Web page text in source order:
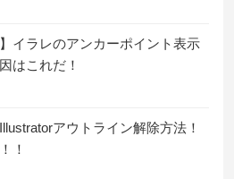
】イラレのアンカーポイント表示
はこれだ！
アウトライン解除方法！
！